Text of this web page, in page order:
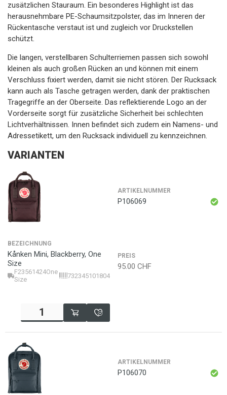
zusätzlichen Stauraum. Ein besonderes Highlight ist das
herausnehmbare PE-Schaumsitzpolster, das im Inneren der
Rückentasche verstaut ist und zugleich vor Druckstellen
schützt.
Die langen, verstellbaren Schulterriemen passen sich sowohl
kleinen als auch großen Rücken an und können mit einem
Verschluss fixiert werden, damit sie nicht stören. Der Rucksack
kann auch als Tasche getragen werden, dank der praktischen
Tragegriffe an der Oberseite. Das reflektierende Logo an der
Vorderseite sorgt für zusätzliche Sicherheit bei schlechten
Lichtverhältnissen. Innen befindet sich zudem ein Namens- und
Adressetikett, um den Rucksack individuell zu kennzeichnen.
VARIANTEN
ARTIKELNUMMER
P106069
BEZEICHNUNG
Kånken Mini, Blackberry, One
Size
F23561424One
Size
7323451018046
PREIS
95.00 CHF
ARTIKELNUMMER
P106070